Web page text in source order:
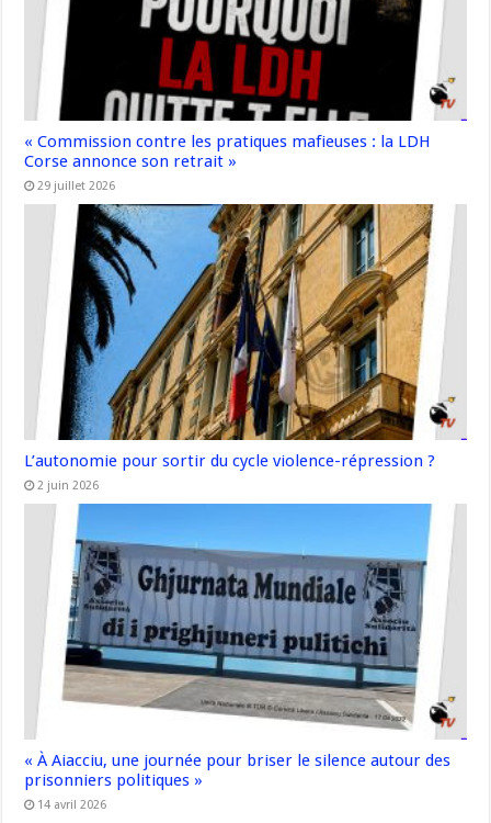
« Commission contre les pratiques mafieuses : la LDH
Corse annonce son retrait »
29 juillet 2026
L’autonomie pour sortir du cycle violence-répression ?
2 juin 2026
« À Aiacciu, une journée pour briser le silence autour des
prisonniers politiques »
14 avril 2026